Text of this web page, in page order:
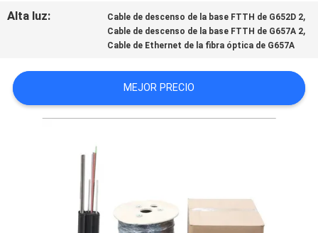
NOTICIAS
MAPA
POLÍTICA
Alta luz: Cable de descenso de la base FTTH de G652D 2,
Cable de descenso de la base FTTH de G657A 2,
Cable de Ethernet de la fibra óptica de G657A
MEJOR PRECIO